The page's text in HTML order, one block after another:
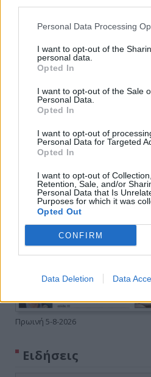
Personal Data Processing
I want to opt-out of the
personal data.
Opted In
I want to opt-out of the Sale
Personal Data.
Opted In
I want to opt-out of
Personal Data for Targeted
Opted In
I want to opt-out of
Retention, Sale, and/or
Personal Data that Is
Purposes for which it was
Opted Out
CONFIRM
Data Deletion Data
Πρωινή
Πρωινή 5-8-2026
Ειδήσεις